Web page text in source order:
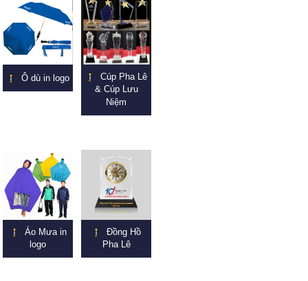
Ô dù in logo
Cúp Pha Lê
& Cúp Lưu
Niệm
Áo Mưa in
logo
Đồng Hồ
Pha Lê